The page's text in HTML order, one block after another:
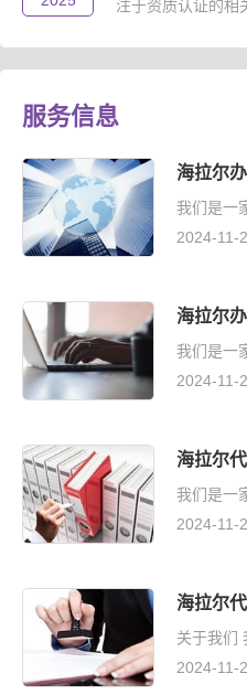
注于资质认证的相
服务信息
海拉尔
我们是一
2024-11-
海拉尔
我们是一
2024-11-
海拉尔
我们是一
2024-11-
海拉尔
关于我们
2024-11-